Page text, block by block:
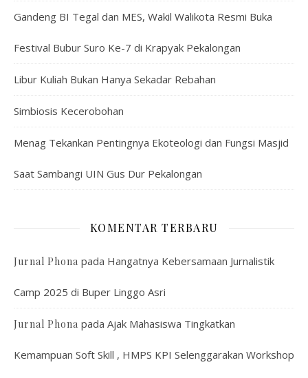
Gandeng BI Tegal dan MES, Wakil Walikota Resmi Buka
Festival Bubur Suro Ke-7 di Krapyak Pekalongan
Libur Kuliah Bukan Hanya Sekadar Rebahan
Simbiosis Kecerobohan
Menag Tekankan Pentingnya Ekoteologi dan Fungsi Masjid
Saat Sambangi UIN Gus Dur Pekalongan
KOMENTAR TERBARU
Jurnal Phona pada Hangatnya Kebersamaan Jurnalistik
Camp 2025 di Buper Linggo Asri
Jurnal Phona pada Ajak Mahasiswa Tingkatkan
Kemampuan Soft Skill , HMPS KPI Selenggarakan Workshop